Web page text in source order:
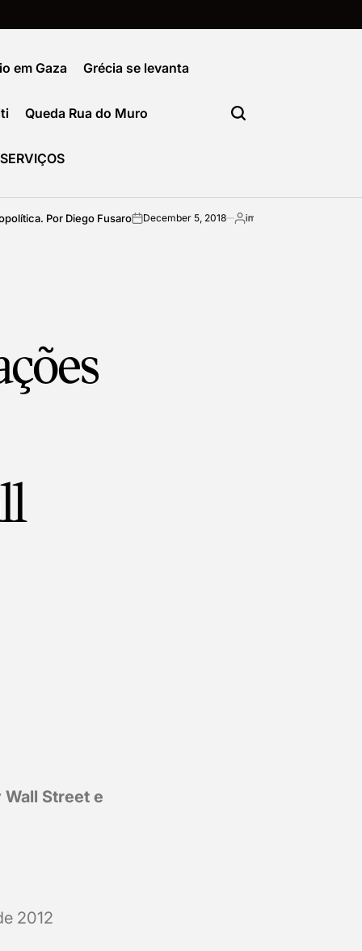
em Gaza Grécia se levanta
Queda Rua do Muro
SERVIÇOS
Por Diego Fusaroon December 5, 2018
Posted
imediataComo sair da
Wall Street e
2012